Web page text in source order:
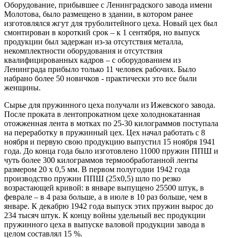
Оборудование, прибывшее с Ленинградского завода имени
Молотова, было размещено в здании, в котором ранее
изготовлялся жгут для труболитейного цеха. Новый цех был
смонтирован в короткий срок – к 1 сентября, но выпуск
продукции был задержан из-за отсутствия металла,
некомплектности оборудования и отсутствия
квалифицированных кадров – с оборудованием из
Ленинграда прибыло только 11 человек рабочих. Было
набрано более 50 новичков - практически это все были
женщины.
Сырье для пружинного цеха получали из Ижевского завода.
После проката в лентопрокатном цехе холоднокатанная
отожженная лента в мотках по 25-30 килограммов поступала
на переработку в пружинный цех. Цех начал работать с 8
ноября и первую свою продукцию выпустил 15 ноября 1941
года. До конца года было изготовлено 11000 пружин ППШ и
чуть более 300 килограммов термообработанной ленты
размером 20 х 0,5 мм. В первом полугодии 1942 года
производство пружин ППШ (25х0,5) шло по резко
возрастающей кривой: в январе выпущено 25500 штук, в
феврале – в 4 раза больше, а в июле в 10 раз больше, чем в
январе. К декабрю 1942 года выпуск этих пружин вырос до
234 тысяч штук. К концу войны удельный вес продукции
пружинного цеха в выпуске валовой продукции завода в
целом составлял 15 %.